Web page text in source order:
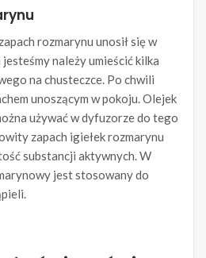
rozmarynu unosił się w
należy umieścić kilka
na chusteczce. Po chwili
unoszącym w pokoju. Olejek
używać w dyfuzorze do tego
zapach igiełek rozmarynu
substancji aktywnych. W
jest stosowany do